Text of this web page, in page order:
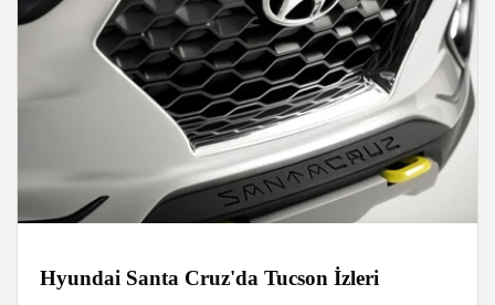
Hyundai Santa Cruz'da Tucson İzleri